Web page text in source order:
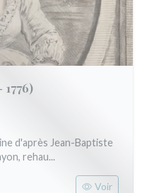
1776)
d'après Jean-Baptiste
rehau...
Voir